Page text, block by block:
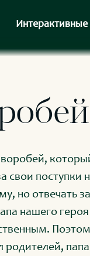
Интерактивные
свои
но отвечать
нашего
родителей,